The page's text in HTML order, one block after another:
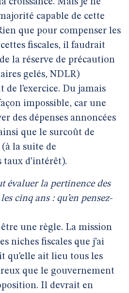
croissance. Mais je ne
capable de cette
que pour compenser les
fiscales, il faudrait
la réserve de précaution
gelés, NDLR)
de l’exercice. Du jamais
impossible, car une
des dépenses annoncées
que le surcoût de
la suite de
taux d’intérêt).
évaluer la pertinence des
cinq ans : qu’en pensez-
une règle. La mission
niches fiscales que j’ai
qu’elle ait lieu tous les
que le gouvernement
Il devrait en